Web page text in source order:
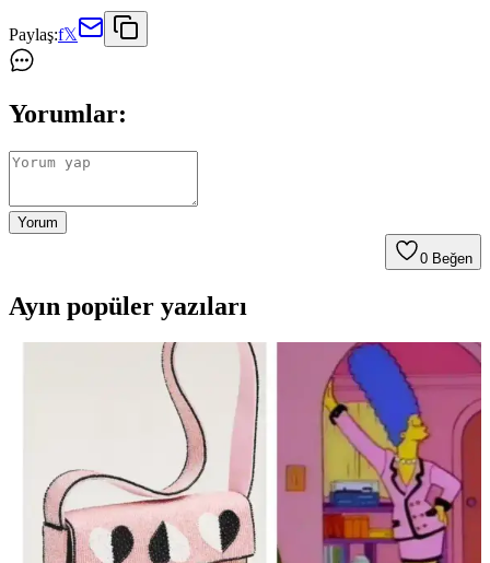
Paylaş:f𝕏
Yorumlar:
Yorum
0 Beğen
Ayın popüler yazıları